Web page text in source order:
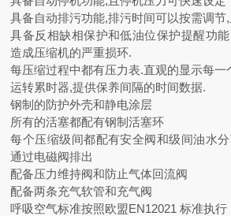
具备自动排污功能,排污时间可以按需调节
具备反相缺相保护和低油位保护提醒功
造成压缩机的严重损环.
每压缩过程中都有压力表.直观的显示每一
运转累时器,提供保养间隔的时间数据.
钢制的防护外壳和静电涂层
所有的活塞都配有钢制活塞环
每个压缩级间都配有安全阀和级间油水
通过电磁阀排出
配备压力维持阀和防止气体回流阀
配备两条充气软管和充气阀
呼吸空气标准按照欧盟EN12021 标准执行